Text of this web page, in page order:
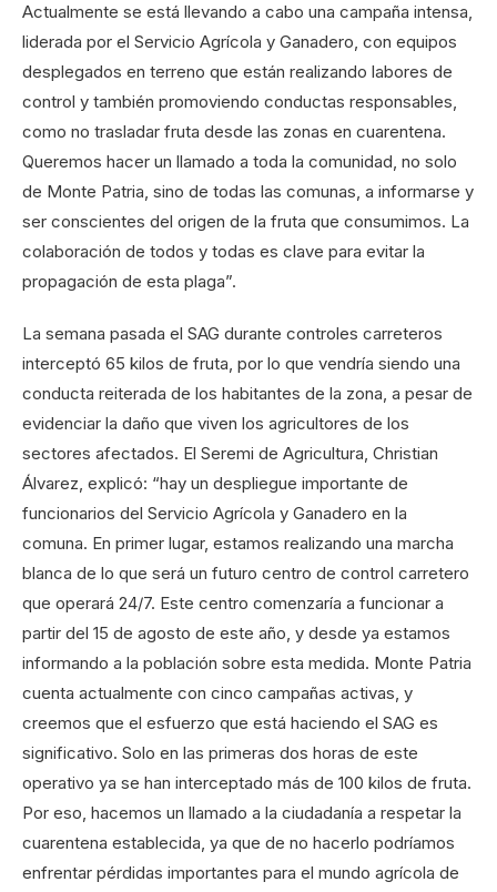
Actualmente se está llevando a cabo una campaña intensa,
liderada por el Servicio Agrícola y Ganadero, con equipos
desplegados en terreno que están realizando labores de
control y también promoviendo conductas responsables,
como no trasladar fruta desde las zonas en cuarentena.
Queremos hacer un llamado a toda la comunidad, no solo
de Monte Patria, sino de todas las comunas, a informarse y
ser conscientes del origen de la fruta que consumimos. La
colaboración de todos y todas es clave para evitar la
propagación de esta plaga”.
La semana pasada el SAG durante controles carreteros
interceptó 65 kilos de fruta, por lo que vendría siendo una
conducta reiterada de los habitantes de la zona, a pesar de
evidenciar la daño que viven los agricultores de los
sectores afectados. El Seremi de Agricultura, Christian
Álvarez, explicó: “hay un despliegue importante de
funcionarios del Servicio Agrícola y Ganadero en la
comuna. En primer lugar, estamos realizando una marcha
blanca de lo que será un futuro centro de control carretero
que operará 24/7. Este centro comenzaría a funcionar a
partir del 15 de agosto de este año, y desde ya estamos
informando a la población sobre esta medida. Monte Patria
cuenta actualmente con cinco campañas activas, y
creemos que el esfuerzo que está haciendo el SAG es
significativo. Solo en las primeras dos horas de este
operativo ya se han interceptado más de 100 kilos de fruta.
Por eso, hacemos un llamado a la ciudadanía a respetar la
cuarentena establecida, ya que de no hacerlo podríamos
enfrentar pérdidas importantes para el mundo agrícola de